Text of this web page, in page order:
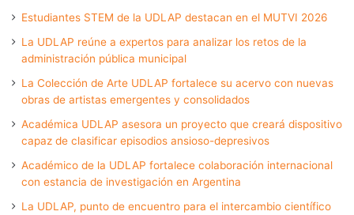
Estudiantes STEM de la UDLAP destacan en el MUTVI 2026
La UDLAP reúne a expertos para analizar los retos de la
administración pública municipal
La Colección de Arte UDLAP fortalece su acervo con nuevas
obras de artistas emergentes y consolidados
Académica UDLAP asesora un proyecto que creará dispositivo
capaz de clasificar episodios ansioso-depresivos
Académico de la UDLAP fortalece colaboración internacional
con estancia de investigación en Argentina
La UDLAP, punto de encuentro para el intercambio científico